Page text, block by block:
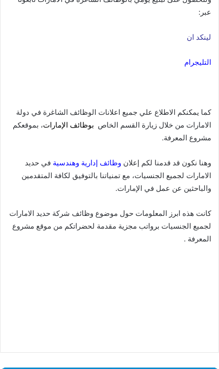
عبر:
لينكد ان
التليجرام
كما يمكنكم الاطلاع علي جميع اعلانات الوظائف الشاغرة في دولة
الامارات من خلال زيارة القسم الخاص بوظائف الإمارات، بموقعكم
مشروع المعرفة.
وهنا نكون قد قدمنا لكم إعلان وظائف إدارية وهندسية في حديد
الامارات لجميع الجنسيات، مع تمنياتنا بالتوفيق لكافة المتقدمين
والباحثين عن عمل في الإمارات.
كانت هذه ابرز المعلومات حول موضوع وظائف شركة حديد الامارات
لجميع الجنسيات برواتب مجزية مقدمة لحضراتكم من موقع مشروع
المعرفة .